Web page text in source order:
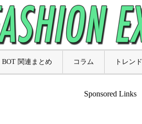
BOT 関連まとめ コラム トレンド
Sponsored Links